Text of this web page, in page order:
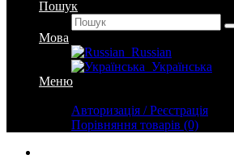
Пошук
Мова
Russian
Українська
Меню
Авторизація / Реєстрація
Порівняння товарів (0)